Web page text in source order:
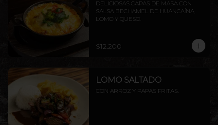
DELICIOSAS CAPAS DE MASA CON
SALSA BECHAMEL DE HUANCAÍNA,
LOMO Y QUESO.
$12.200
LOMO SALTADO
CON ARROZ Y PAPAS FRITAS.